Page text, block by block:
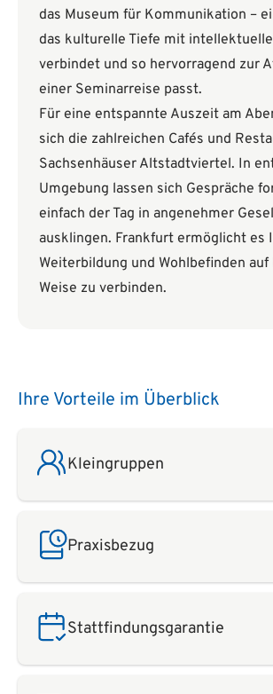
das Museum für Kommunikation –
das kulturelle Tiefe mit
verbindet und so hervorragend zur
einer Seminarreise passt.
Für eine entspannte Auszeit am
sich die zahlreichen Cafés und
Sachsenhäuser Altstadtviertel. In
Umgebung lassen sich Gespräche
einfach der Tag in angenehmer
ausklingen. Frankfurt ermöglicht es
Weiterbildung und Wohlbefinden auf
Weise zu verbinden.
Ihre Vorteile im Überblick
Kleingruppen
Praxisbezug
Stattfindungsgarantie